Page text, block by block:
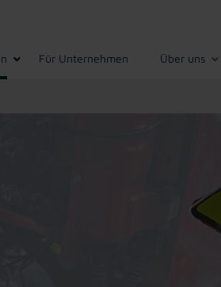
Für Unternehmen Über uns